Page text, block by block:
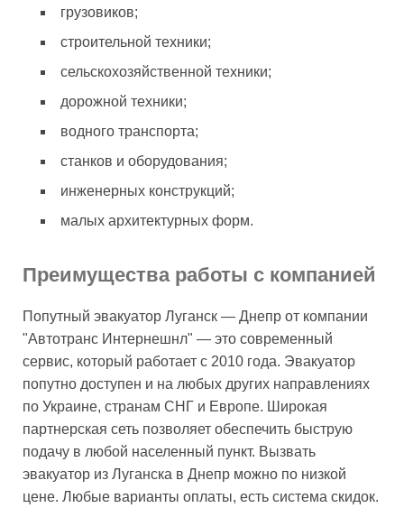
грузовиков;
строительной техники;
сельскохозяйственной техники;
дорожной техники;
водного транспорта;
станков и оборудования;
инженерных конструкций;
малых архитектурных форм.
Преимущества работы с компанией
Попутный эвакуатор Луганск — Днепр от компании
"Автотранс Интернешнл" — это современный
сервис, который работает с 2010 года. Эвакуатор
попутно доступен и на любых других направлениях
по Украине, странам СНГ и Европе. Широкая
партнерская сеть позволяет обеспечить быструю
подачу в любой населенный пункт. Вызвать
эвакуатор из Луганска в Днепр можно по низкой
цене. Любые варианты оплаты, есть система скидок.